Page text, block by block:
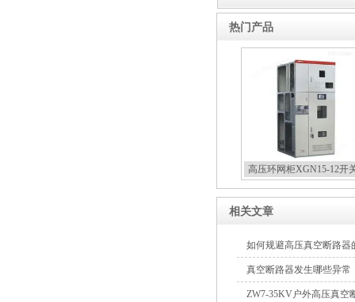
热门产品
高压环网柜XGN15-12开
相关文章
如何规避高压真空断路器
真空断路器发生哪些异常
ZW7-35KV户外高压真空